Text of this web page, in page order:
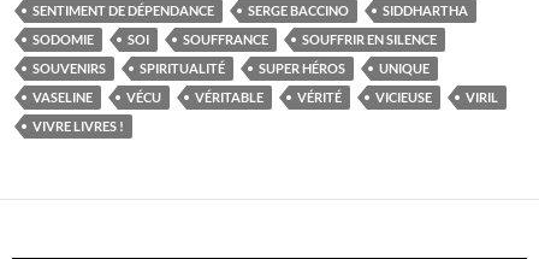
SENTIMENT DE DÉPENDANCE
SERGE BACCINO
SIDDHARTHA
SODOMIE
SOI SOUFFRANCE
SOUFFRIR EN SILENCE
SOUVENIRS
SPIRITUALITÉ SUPER HÉROS
UNIQUE
VASELINE
VÉCU VÉRITABLE VÉRITÉ VICIEUSE
VIRIL
VIVRE LIVRES !